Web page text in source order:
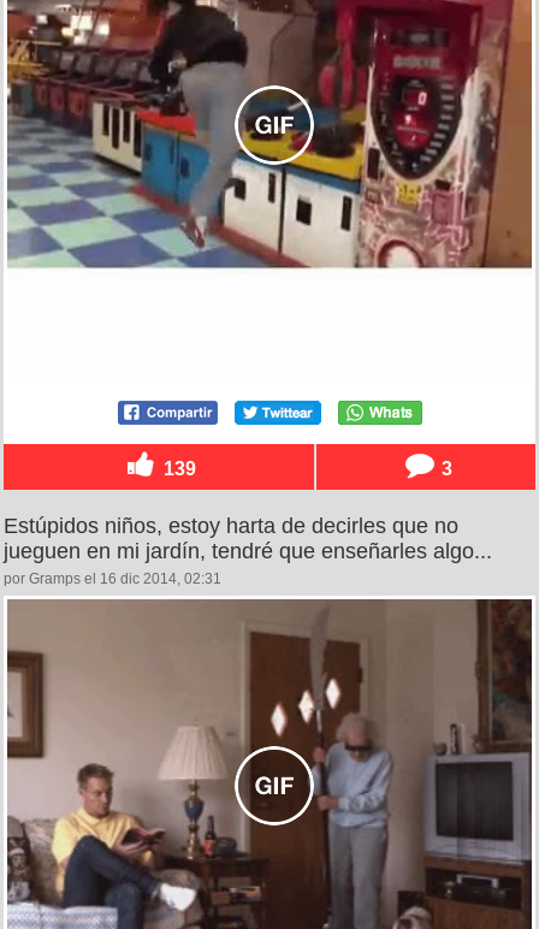
139 3
Estúpidos niños, estoy harta de decirles que no
jueguen en mi jardín, tendré que enseñarles algo...
por Gramps el 16 dic 2014, 02:31